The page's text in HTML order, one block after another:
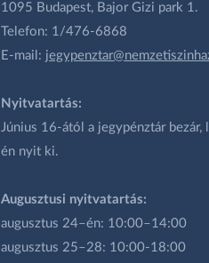
1095 Budapest, Bajor Gizi park 1.
Telefon: 1/476-6868
E-mail:
Nyitvatartás:
Június 16-ától a jegypénztár
én nyit ki.
Augusztusi nyitvatartás:
augusztus 24–én: 10:00–14:00
augusztus 25–28: 10:00-18:00